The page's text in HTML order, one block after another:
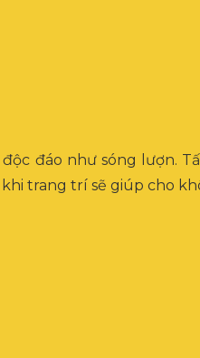
đáo như sóng lượn.
trang trí sẽ giúp cho